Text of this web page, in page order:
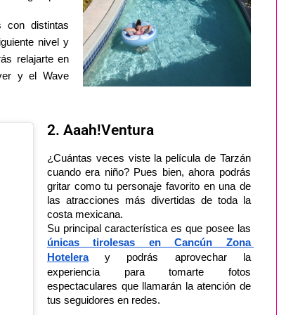
con distintas
nivel y
relajarte en
y el Wave
2. Aaah!Ventura
¿Cuántas veces viste la película de Tarzán
cuando era niño? Pues bien, ahora podrás
gritar como tu personaje favorito en una de
las atracciones más divertidas de toda la
costa mexicana.
Su principal característica es que posee las
únicas tirolesas en Cancún Zona
Hotelera y podrás aprovechar la
experiencia para tomarte fotos
espectaculares que llamarán la atención de
tus seguidores en redes.